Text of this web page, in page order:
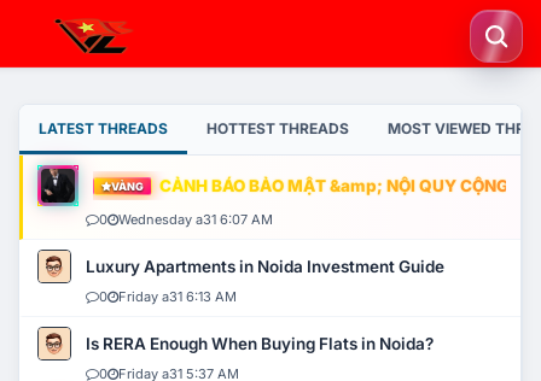
LATEST THREADS HOTTEST THREADS MOST VIEWED
VÀNG CẢNH BÁO BẢO MẬT &amp; NỘI QUY CỘNG
0 Wednesday a31 6:07 AM
Luxury Apartments in Noida Investment Guide
0 Friday a31 6:13 AM
Is RERA Enough When Buying Flats in Noida?
0 Friday a31 5:37 AM